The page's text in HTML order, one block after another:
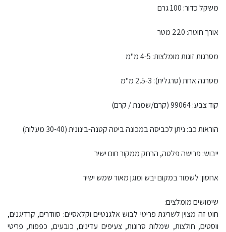
משקל כדור: 100 גרם
אורך חוטה: 220 מטר
מסרגות זוגות מומלצות: 4-5 מ"מ
מסרגה אחת (סרגלית): 2.5-3 מ"מ
קוד צבע: 99064 (קרם/שמנת / קרם)
הוראות כב: ניתן לכביסה במכונה ביטה קטנה-בינונית (30-40 מעלות)
ייבוש: פרישה פלטה, הרחק ממקור חום ישיר
אחסון: לשמור במקום יבש ומוגן מאור שמש ישיר
שימושים מומלצים:
חוט זה מצוין לשריגת פריטי לבוש אלגנטיים וקלאסיים: סוודרים, קרדיגנים,
ווסטים, חולצות, שמלות סרוגות, צעיפים עדינים, כובעים, כפפות, פריטי